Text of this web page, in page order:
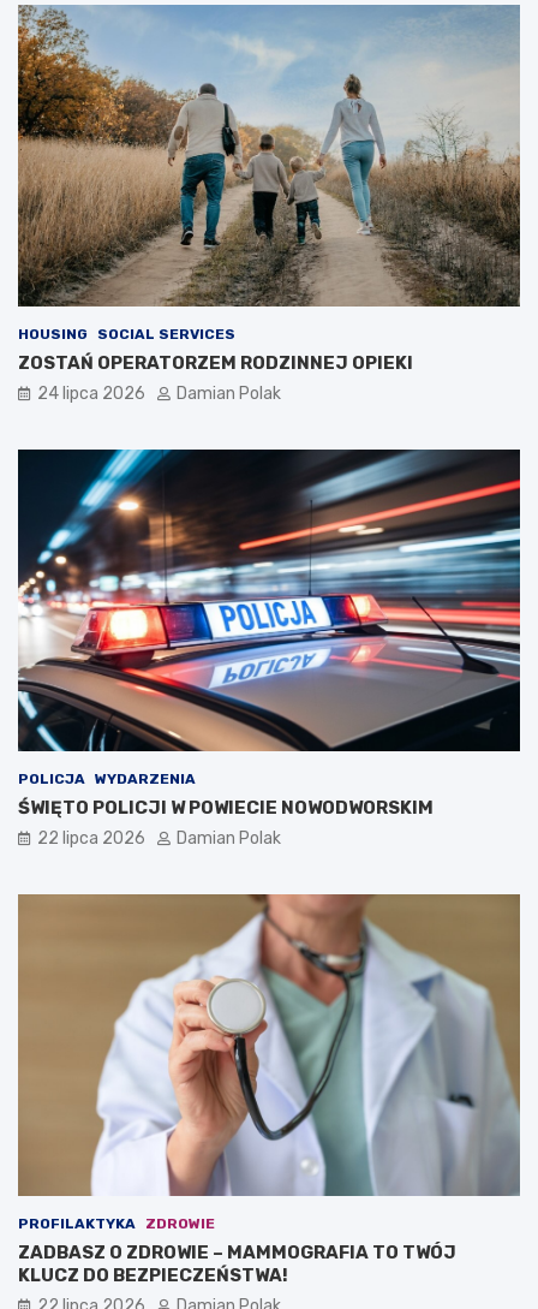
HOUSING SOCIAL SERVICES
ZOSTAŃ OPERATORZEM RODZINNEJ OPIEKI
24 lipca 2026 Damian Polak
POLICJA WYDARZENIA
ŚWIĘTO POLICJI W POWIECIE NOWODWORSKIM
22 lipca 2026 Damian Polak
PROFILAKTYKA ZDROWIE
ZADBASZ O ZDROWIE – MAMMOGRAFIA TO TWÓJ
KLUCZ DO BEZPIECZEŃSTWA!